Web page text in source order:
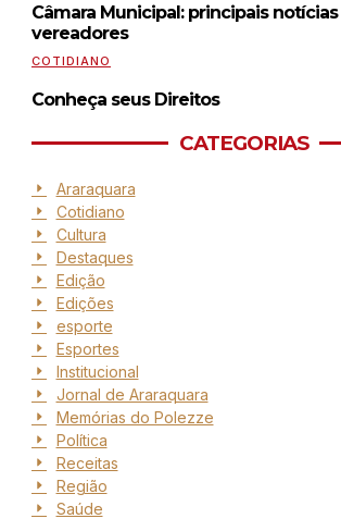
Câmara Municipal: principais
vereadores
COTIDIANO
Conheça seus Direitos
CATEGORIAS
Araraquara
Cotidiano
Cultura
Destaques
Edição
Edições
esporte
Esportes
Institucional
Jornal de Araraquara
Memórias do Polezze
Política
Receitas
Região
Saúde